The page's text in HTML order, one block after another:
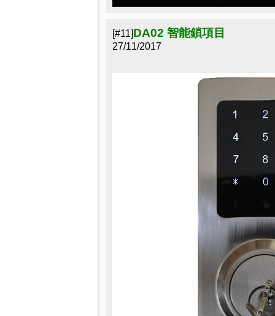
[#11]DA02 智能鎖項目
27/11/2017